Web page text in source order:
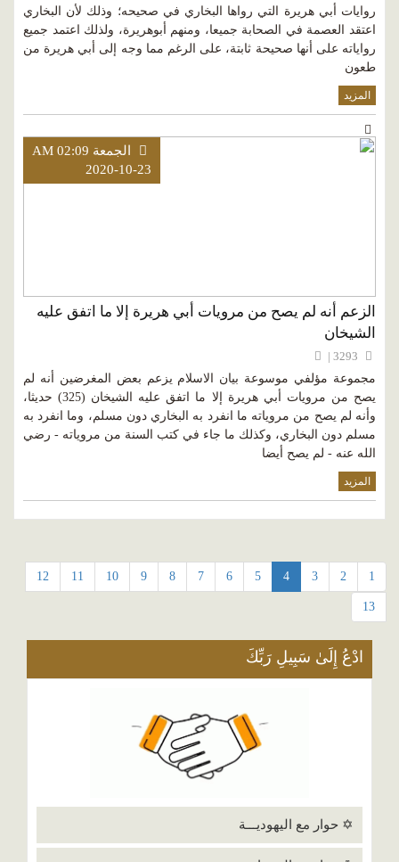
روايات أبي هريرة التي رواها البخاري في صحيحه؛ وذلك لأن البخاري
اعتقد العصمة في الصحابة جميعا، ومنهم أبوهريرة، ولذلك اعتمد جميع
رواياته على أنها صحيحة ثابتة، على الرغم مما وجه إلى أبي هريرة من
طعون
المزيد
الجمعة AM 02:09
2020-10-23
الزعم أنه لم يصح من مرويات أبي هريرة إلا ما اتفق عليه
الشيخان
مجموعة مؤلفي موسوعة بيان الاسلام يزعم بعض المغرضين أنه لم
يصح من مرويات أبي هريرة إلا ما اتفق عليه الشيخان (325) حديثا،
وأنه لم يصح من مروياته ما انفرد به البخاري دون مسلم، وما انفرد به
مسلم دون البخاري، وكذلك ما جاء في كتب السنة من مروياته - رضي
الله عنه - لم يصح أيضا
المزيد
1
2
3
4
5
6
7
8
9
10
11
12
13
ادْعُ إِلَىٰ سَبِيلِ رَبِّكَ
✡ حوار مع اليهوديـــة